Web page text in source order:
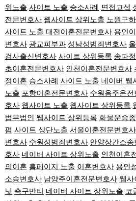
위노출 사이트 노출 승소사례 면접교섭
전문변호사 웹사이트 상위노출 노원구
사이트 노출 대전이혼전문변호사 용인
변호사 광교피부과 성남성범죄변호사
검사출신변호사 사이트 상위등록 송파
초이혼전문변호사 인천이혼전문변호사
정이혼 승소사례 사이트 노출 네이버 웹
노출 포항이혼전문변호사 수원음주운전
호사 웹사이트 노출 웹사이트 상위등록
법무법인
웹사이트 상위등록 화물운송
펌 사이트 상단노출 서울이혼전문변호사
변호사 수원성범죄변호사 안양상간소송
호사 네이버 사이트 상위노출 인천이혼
의이혼 홈페이지 노출 이혼변호사 용인
소송변호사 남양주이혼전문변호사 웹사
닛 축구반티 네이버 사이트 상위노출 코